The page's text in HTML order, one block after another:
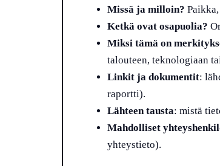
Missä ja milloin?
Ketkä ovat osapuolia?
Miksi tämä on
talouteen, teknologiaan
Linkit ja dokumentit:
raportti).
Lähteen tausta: mistä
Mahdolliset
yhteystieto).